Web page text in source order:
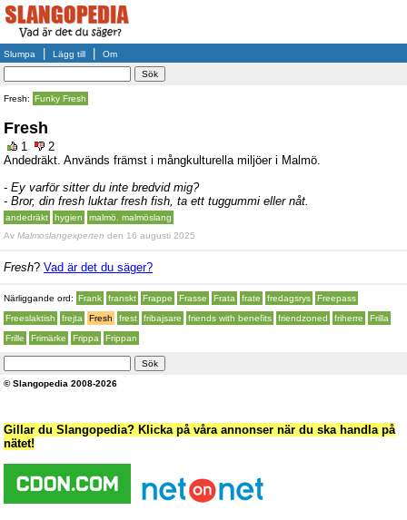
Slumpa Lägg till Om
Fresh: Funky Fresh
Fresh
1
2
Andedräkt. Används främst i mångkulturella miljöer i Malmö.
- Ey varför sitter du inte bredvid mig?
- Bror, din fresh luktar fresh fish, ta ett tuggummi eller nåt.
andedräkt hygien
malmö. malmöslang
Av Malmoslangexperten den 16 augusti 2025
Fresh? Vad är det du säger?
Närliggande ord: Frank franskt Frappe Frasse Frata frate fredagsrys
Freepass
Freeslaktish
frejta Fresh frest fribajsare friends with benefits friendzoned friherre
Frilla
Frille
Frimärke Frippa Frippan
© Slangopedia 2008-2026
Gillar du Slangopedia? Klicka på våra annonser när du ska handla på
nätet!